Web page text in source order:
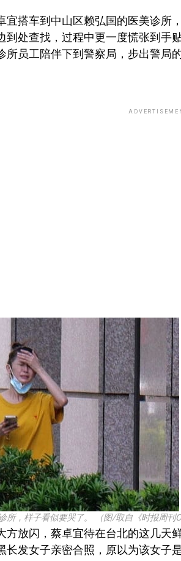
宜搭车到中山区赖弘国的医美诊所
到处查找，过程中更一度慌张到手
所员工陪伴下到警察局，步出警局
所，样子看似要哭了。 （图/取自《时报周刊
方放闪，蔡卓宜待在台北的这几天
长发女子亲密合照，原以为该女子